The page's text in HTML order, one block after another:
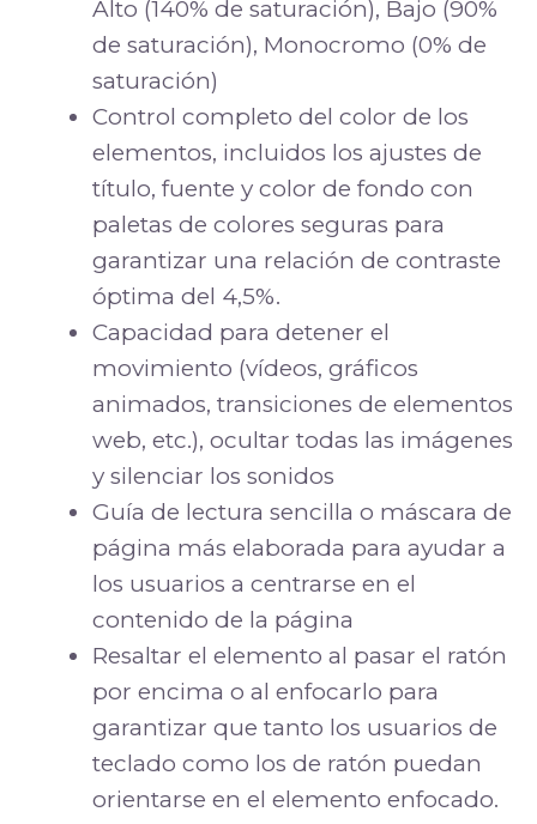
Alto (140% de saturación), Bajo (90%
de saturación), Monocromo (0% de
saturación)
Control completo del color de los
elementos, incluidos los ajustes de
título, fuente y color de fondo con
paletas de colores seguras para
garantizar una relación de contraste
óptima del 4,5%.
Capacidad para detener el
movimiento (vídeos, gráficos
animados, transiciones de elementos
web, etc.), ocultar todas las imágenes
y silenciar los sonidos
Guía de lectura sencilla o máscara de
página más elaborada para ayudar a
los usuarios a centrarse en el
contenido de la página
Resaltar el elemento al pasar el ratón
por encima o al enfocarlo para
garantizar que tanto los usuarios de
teclado como los de ratón puedan
orientarse en el elemento enfocado.